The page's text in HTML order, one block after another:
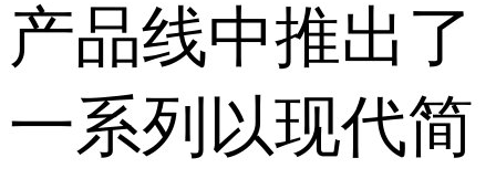
产品线中推出了
一系列以现代简